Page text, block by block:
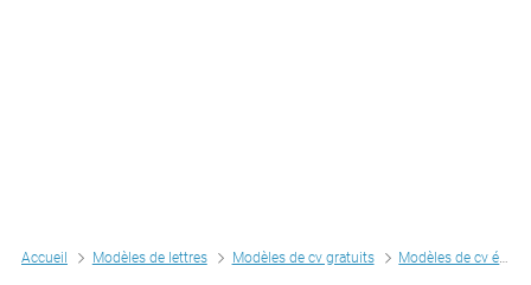
Accueil Modèles de lettres Modèles de cv gratuits Modèles de cv étudiants